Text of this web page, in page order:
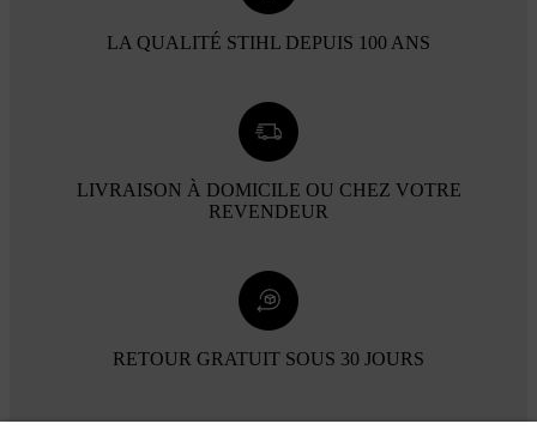
LA QUALITÉ STIHL DEPUIS 100 ANS
LIVRAISON À DOMICILE OU CHEZ VOTRE
REVENDEUR
RETOUR GRATUIT SOUS 30 JOURS